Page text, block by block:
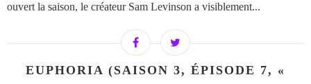
ouvert la saison, le créateur Sam Levinson a visiblement...
EUPHORIA (SAISON 3, ÉPISODE 7, «